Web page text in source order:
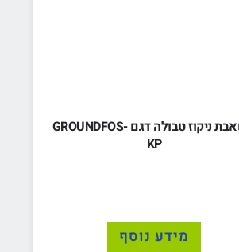
משאבת ניקוז טבולה דגם GROUNDFOS-
KP
מידע נוסף